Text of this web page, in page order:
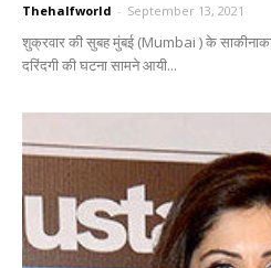
Thehalfworld - September 13, 2021
शुक्रवार की सुबह मुंबई (Mumbai ) के
दरिंदगी की घटना सामने आयी...